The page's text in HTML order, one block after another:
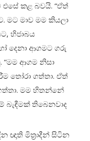
කළ බවයි. “ඒත්
මට මාව මම කියලා
හිජාබය
දෙනා ආගමට ගරු
“මම ආගම නිසා
තෝරා ගත්තා. ඒත්
මම හිතන්නේ
බැඳීමක් තිබෙනවාද
ඥාති මිත්‍රාදීන් සිටින